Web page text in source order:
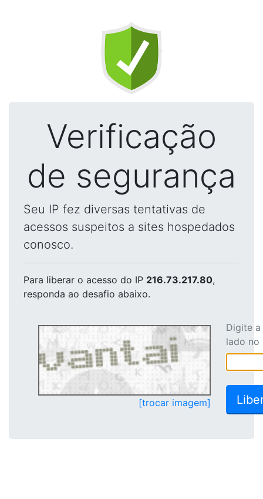
Verificação
de segurança
Seu IP fez diversas tentativas de
acessos suspeitos a sites hospedados
conosco.
Para liberar o acesso do IP 216.73.217.80,
responda ao desafio abaixo.
[trocar imagem]
Digite
lado no